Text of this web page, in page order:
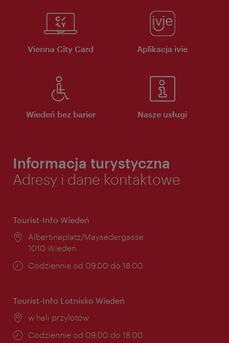
Vienna City Card Aplikacja ivie
Wiedeń bez barier Nasze usługi
Informacja turystyczna
Adresy i dane kontaktowe
Tourist-Info Wiedeń
Miejsce:
Albertinaplatz/Maysedergasse
1010 Wiedeń
Godziny
Codziennie od 09.00 do 18.00
Tourist-Info Lotnisko Wiedeń
Miejsce:
w hali przylotów
Godziny
Codziennie od 09.00 do 18.00